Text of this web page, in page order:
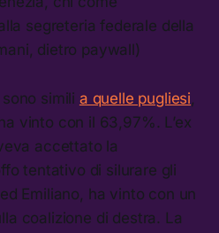
segreteria federale della
dietro paywall)
simili a quelle pugliesi
vinto con il 63,97%. L’ex
accettato la
tentativo di silurare gli
Emiliano, ha vinto con un
coalizione di destra. La